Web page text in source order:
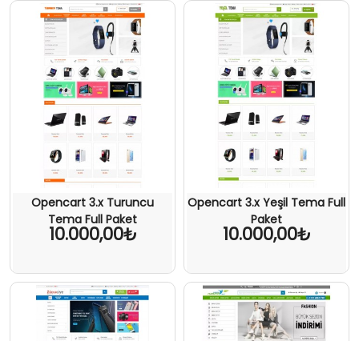
Opencart 3.x Turuncu
Tema Full Paket
10.000,00₺
Opencart 3.x Yeşil Tema Full
Paket
10.000,00₺